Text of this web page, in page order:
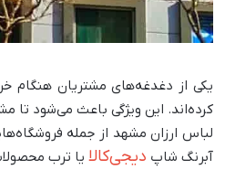
یکی از دغدغه‌های مشتریان هنگام
کرده‌اند. این ویژگی باعث می‌شود تا
لباس ارزان مشهد از جمله
آبرنگ شاپ دیجی‌کالا یا ترب